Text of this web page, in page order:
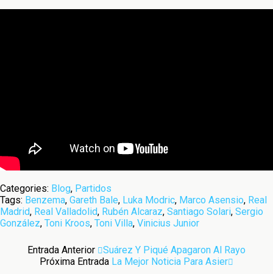
Categories: Blog, Partidos
Tags: Benzema, Gareth Bale, Luka Modric, Marco Asensio, Real
Madrid, Real Valladolid, Rubén Alcaraz, Santiago Solari, Sergio
González, Toni Kroos, Toni Villa, Vinicius Junior
Entrada Anterior
Suárez Y Piqué Apagaron Al Rayo
Próxima Entrada La Mejor Noticia Para Asier